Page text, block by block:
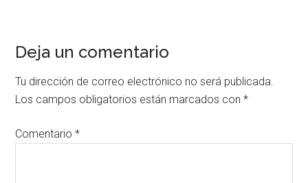
Deja un comentario
Tu dirección de correo electrónico no será publicada.
Los campos obligatorios están marcados con*
Comentario*